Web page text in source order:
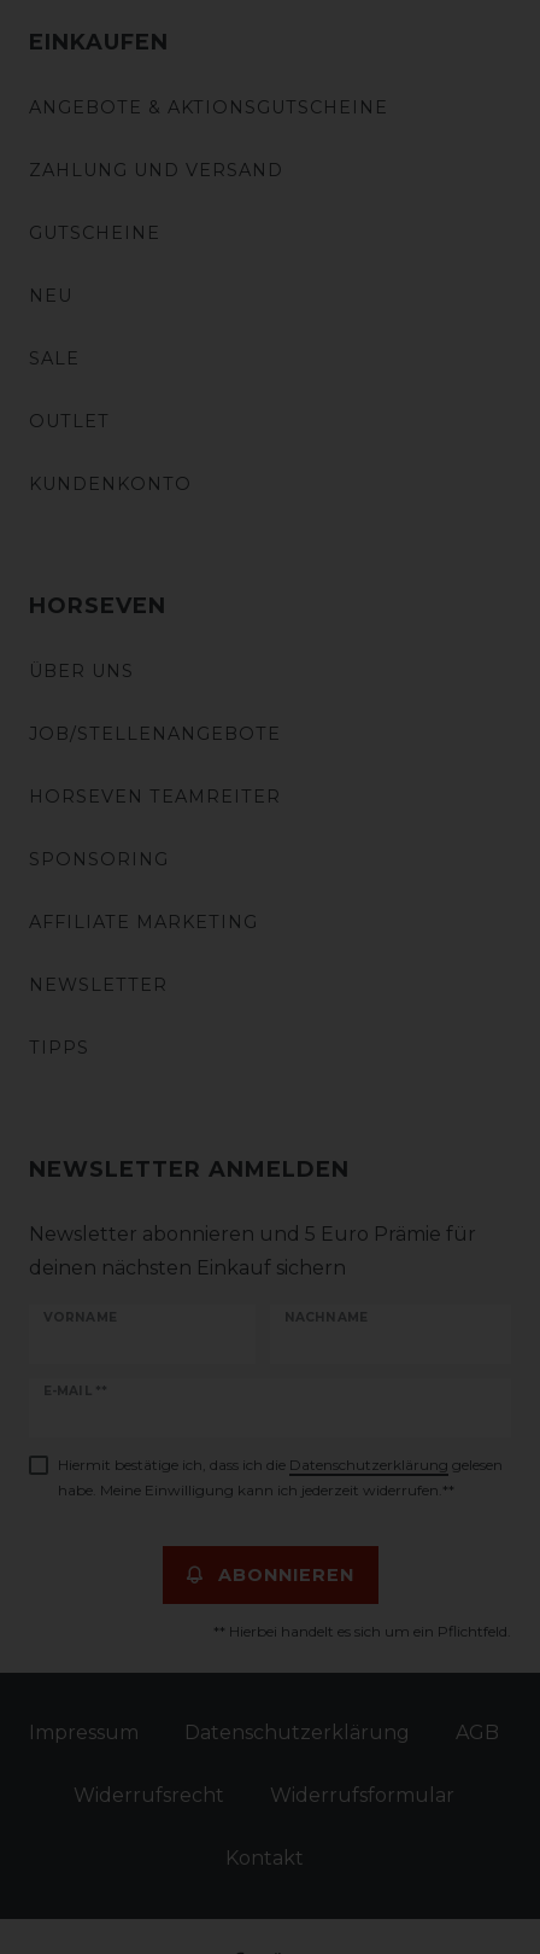
EINKAUFEN
ANGEBOTE & AKTIONSGUTSCHEINE
ZAHLUNG UND VERSAND
GUTSCHEINE
NEU
SALE
OUTLET
KUNDENKONTO
HORSEVEN
ÜBER UNS
JOB/STELLENANGEBOTE
HORSEVEN TEAMREITER
SPONSORING
AFFILIATE MARKETING
NEWSLETTER
TIPPS
NEWSLETTER ANMELDEN
Newsletter abonnieren und 5 Euro Prämie für
deinen nächsten Einkauf sichern
VORNAME NACHNAME
E-MAIL **
Newsletter
Hiermit bestätige ich, dass ich die Daten­schutz­erklärung gelesen
habe. Meine Einwilligung kann ich jederzeit widerrufen.**
ABONNIEREN
** Hierbei handelt es sich um ein Pflichtfeld.
Impressum Daten­schutz­erklärung AGB
Widerrufs­recht Widerrufs­formular
Kontakt